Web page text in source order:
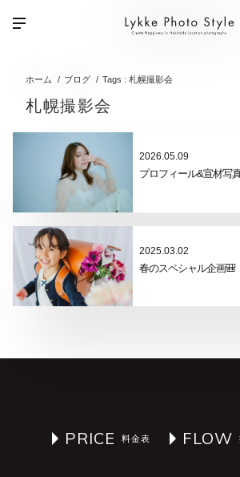
ホーム ブログ Tags : 札幌撮影会
札幌撮影会
2026.05.09
プロフィール&宣材写
2025.03.02
春のスペシャル企画🎒
PRICE FLOW